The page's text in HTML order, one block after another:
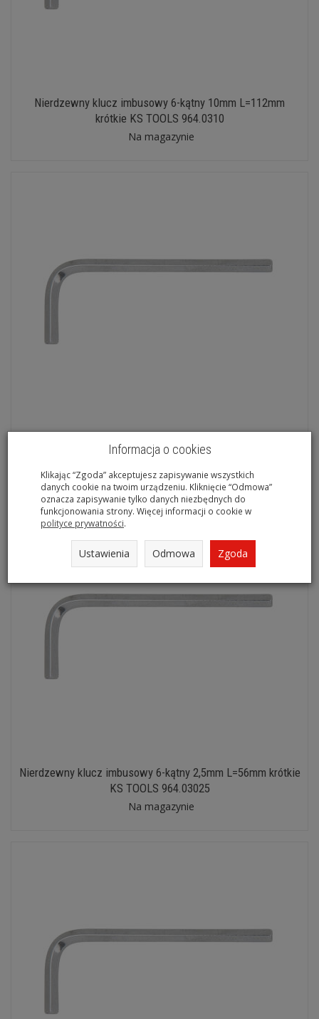
Nierdzewny klucz imbusowy 6-kątny 10mm L=112mm
krótkie KS TOOLS 964.0310
Na magazynie
KS TOOLS 964.0302
Na magazynie
Nierdzewny klucz imbusowy 6-kątny 2,5mm L=56mm krótkie
KS TOOLS 964.03025
Na magazynie
Informacja o cookies
Klikając “Zgoda” akceptujesz zapisywanie wszystkich
danych cookie na twoim urządzeniu. Kliknięcie “Odmowa”
oznacza zapisywanie tylko danych niezbędnych do
funkcjonowania strony. Więcej informacji o cookie w
polityce prywatności.
Ustawienia Odmowa Zgoda